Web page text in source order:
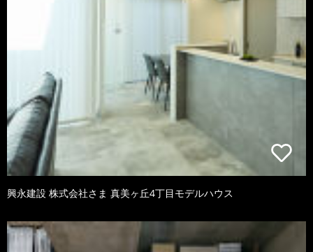
興永建設 株式会社さま 真美ヶ丘4丁目モデルハウス